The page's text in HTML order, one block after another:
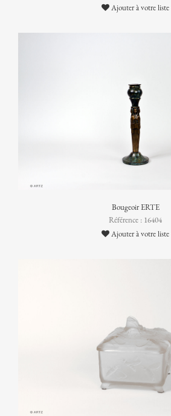
Ajouter à votre liste
Bougeoir ERTE
Référence : 16404
Ajouter à votre liste